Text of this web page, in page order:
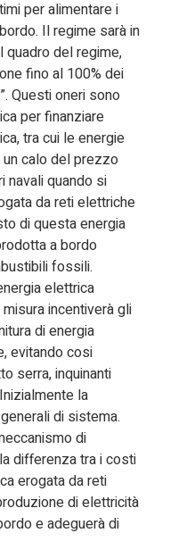
per alimentare i
Il regime sarà in
del regime,
fino al 100% dei
Questi oneri sono
per finanziare
tra cui le energie
un calo del prezzo
navali quando si
da reti elettriche
di questa energia
a bordo
fossili.
elettrica
incentiverà gli
di energia
evitando cosi
serra, inquinanti
la
di sistema.
di
differenza tra i costi
erogata da reti
di elettricità
e adeguerà di